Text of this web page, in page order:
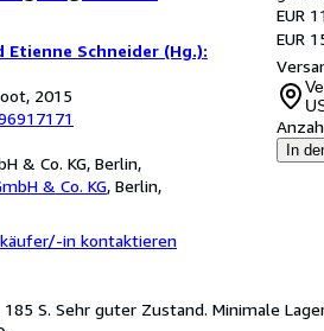
Etienne Schneider (Hg.):
2015
& Co. KG, Berlin,
& Co. KG, Berlin,
in kontaktieren
EUR
EUR
In
S. Sehr guter Zustand. Minimale